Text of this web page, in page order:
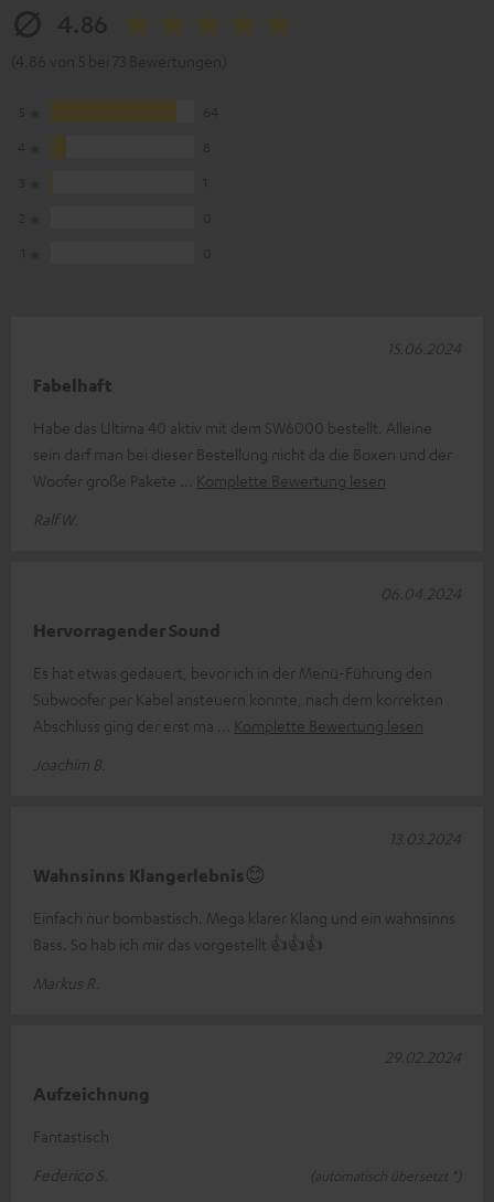
Fabelhaft
Habe das Ultima 40 aktiv mit dem SW6000 bestellt. Alleine
sein darf man bei dieser Bestellung nicht da die Boxen und der
Woofer große Pakete
Komplette Bewertung lesen
Ralf W.
15.06.2024
Hervorragender Sound
Es hat etwas gedauert, bevor ich in der Menü-Führung den
Subwoofer per Kabel ansteuern konnte, nach dem korrekten
Abschluss ging der erst ma
Komplette Bewertung lesen
Joachim B.
06.04.2024
Wahnsinns Klangerlebnis😊
Einfach nur bombastisch. Mega klarer Klang und ein wahnsinns
Bass. So hab ich mir das vorgestellt 👍👍👍
Markus R.
13.03.2024
Aufzeichnung
Fantastisch
Federico S.
(automatisch übersetzt *)
29.02.2024